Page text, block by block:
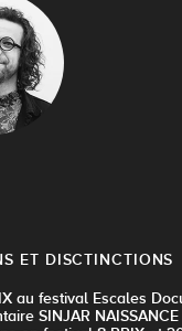
ET DISCTINCTIONS
au festival Escales
SINJAR NAISSANCE